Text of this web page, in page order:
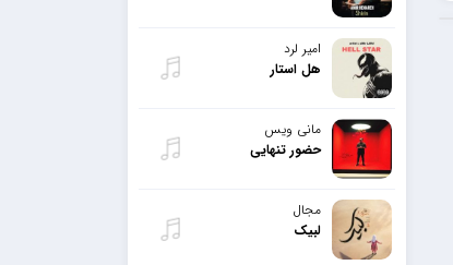
امیر لرد
هل استار
مانی ویس
حضور تنهایی
مجال
لبیک